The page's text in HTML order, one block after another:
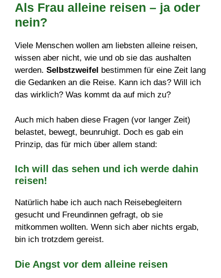
Als Frau alleine reisen – ja oder
nein?
Viele Menschen wollen am liebsten alleine reisen,
wissen aber nicht, wie und ob sie das aushalten
werden. Selbstzweifel bestimmen für eine Zeit lang
die Gedanken an die Reise. Kann ich das? Will ich
das wirklich? Was kommt da auf mich zu?
Auch mich haben diese Fragen (vor langer Zeit)
belastet, bewegt, beunruhigt. Doch es gab ein
Prinzip, das für mich über allem stand:
Ich will das sehen und ich werde dahin
reisen!
Natürlich habe ich auch nach Reisebegleitern
gesucht und Freundinnen gefragt, ob sie
mitkommen wollten. Wenn sich aber nichts ergab,
bin ich trotzdem gereist.
Die Angst vor dem alleine reisen